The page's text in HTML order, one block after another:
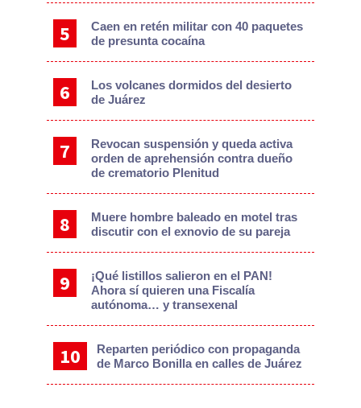
Caen en retén militar con 40 paquetes
de presunta cocaína
Los volcanes dormidos del desierto
de Juárez
Revocan suspensión y queda activa
orden de aprehensión contra dueño
de crematorio Plenitud
Muere hombre baleado en motel tras
discutir con el exnovio de su pareja
¡Qué listillos salieron en el PAN!
Ahora sí quieren una Fiscalía
autónoma… y transexenal
Reparten periódico con propaganda
de Marco Bonilla en calles de Juárez